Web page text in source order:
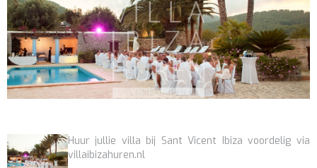
Huur jullie villa bij Sant Vicent Ibiza voordelig via
villaibizahuren.nl